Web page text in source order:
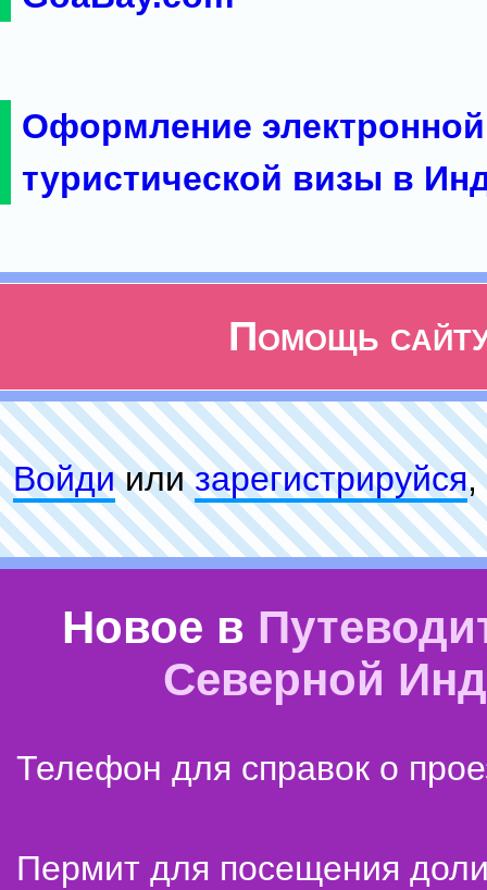
Оформление электронной
туристической визы в
Помощь
Войдиилизарeгиcтpируйся,
Новое в
Северной
Телефон для справок о
Пермит для посещения